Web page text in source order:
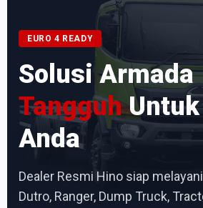
EURO 4 READY
Solusi Armada
Tangguh
Anda
Dealer Resmi Hino siap
Dutro, Ranger, Dump Truck,